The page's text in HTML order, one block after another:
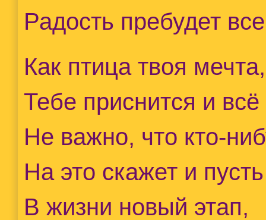
Радость пребудет
Как птица твоя мечта,
Тебе приснится и
Не важно, что кто-
На это скажет и
В жизни новый этап,